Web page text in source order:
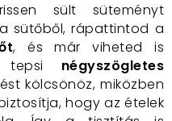
sült süteményt
sütőből, rápattintod a
, és már viheted is
tepsi négyszögletes
kölcsönöz, miközben
hogy az ételek